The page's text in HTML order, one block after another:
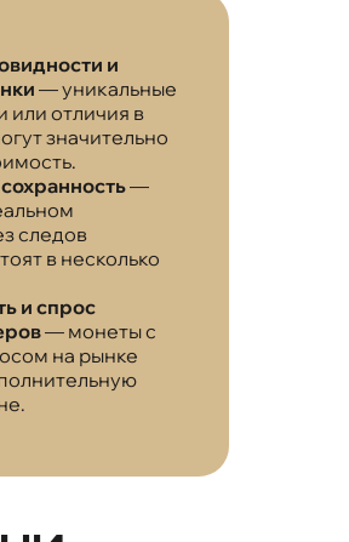
и
— уникальные
или отличия в
значительно
—
следов
в несколько
и спрос
— монеты с
на рынке